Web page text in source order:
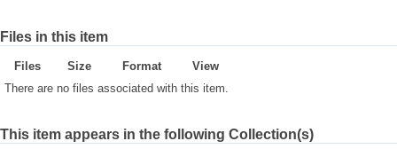
Files in this item
Files Size Format
View
There are no files associated with this item.
This item appears in the following Collection(s)